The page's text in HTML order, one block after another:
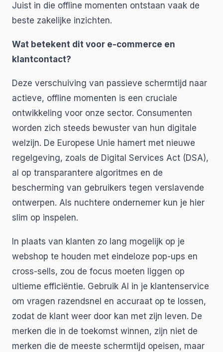
Juist in die offline momenten ontstaan vaak de
beste zakelijke inzichten.
Wat betekent dit voor e-commerce en
klantcontact?
Deze verschuiving van passieve schermtijd naar
actieve, offline momenten is een cruciale
ontwikkeling voor onze sector. Consumenten
worden zich steeds bewuster van hun digitale
welzijn. De Europese Unie hamert met nieuwe
regelgeving, zoals de Digital Services Act (DSA),
al op transparantere algoritmes en de
bescherming van gebruikers tegen verslavende
ontwerpen. Als nuchtere ondernemer kun je hier
slim op inspelen.
In plaats van klanten zo lang mogelijk op je
webshop te houden met eindeloze pop-ups en
cross-sells, zou de focus moeten liggen op
ultieme efficiëntie. Gebruik AI in je klantenservice
om vragen razendsnel en accuraat op te lossen,
zodat de klant weer door kan met zijn leven. De
merken die in de toekomst winnen, zijn niet de
merken die de meeste schermtijd opeisen, maar